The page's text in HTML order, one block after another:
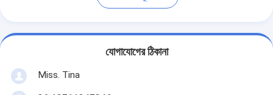
যোগাযোগের ঠিকানা
Miss. Tina